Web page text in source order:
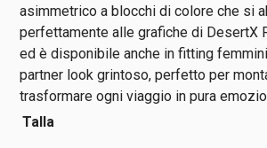
asimmetrico a blocchi di colore che si
perfettamente alle grafiche di DesertX
ed è disponibile anche in fitting
partner look grintoso, perfetto per
trasformare ogni viaggio in pura
Talla